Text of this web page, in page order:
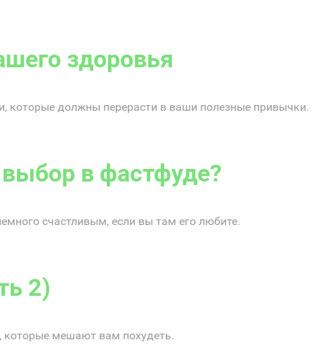
здоровья
которые должны перерасти в ваши полезные привычки.
в фастфуде?
счастливым, если вы там его любите.
2)
мешают вам похудеть.